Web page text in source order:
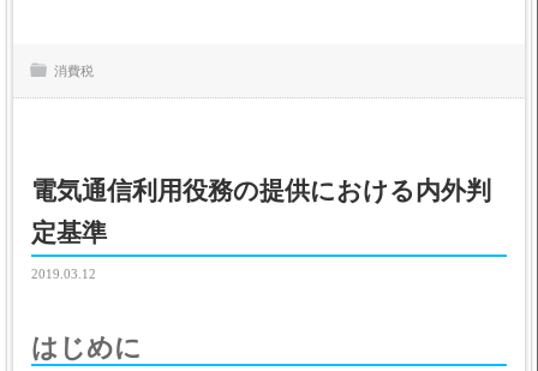
消費税
電気通信利用役務の提供における内外判
定基準
2019.03.12
はじめに